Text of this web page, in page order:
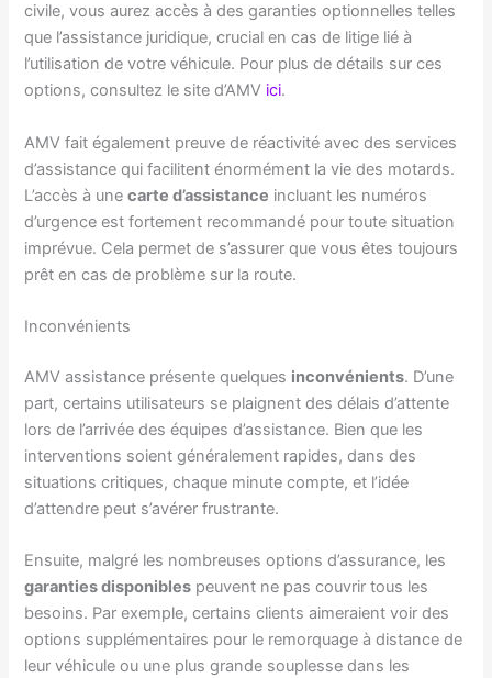
civile, vous aurez accès à des garanties optionnelles telles
que l’assistance juridique, crucial en cas de litige lié à
l’utilisation de votre véhicule. Pour plus de détails sur ces
options, consultez le site d’AMV ici.
AMV fait également preuve de réactivité avec des services
d’assistance qui facilitent énormément la vie des motards.
L’accès à unecarte d’assistance incluant les numéros
d’urgence est fortement recommandé pour toute situation
imprévue. Cela permet de s’assurer que vous êtes toujours
prêt en cas de problème sur la route.
Inconvénients
AMV assistance présente quelques inconvénients. D’une
part, certains utilisateurs se plaignent des délais d’attente
lors de l’arrivée des équipes d’assistance. Bien que les
interventions soient généralement rapides, dans des
situations critiques, chaque minute compte, et l’idée
d’attendre peut s’avérer frustrante.
Ensuite, malgré les nombreuses options d’assurance, les
garanties disponibles peuvent ne pas couvrir tous les
besoins. Par exemple, certains clients aimeraient voir des
options supplémentaires pour le remorquage à distance de
leur véhicule ou une plus grande souplesse dans les